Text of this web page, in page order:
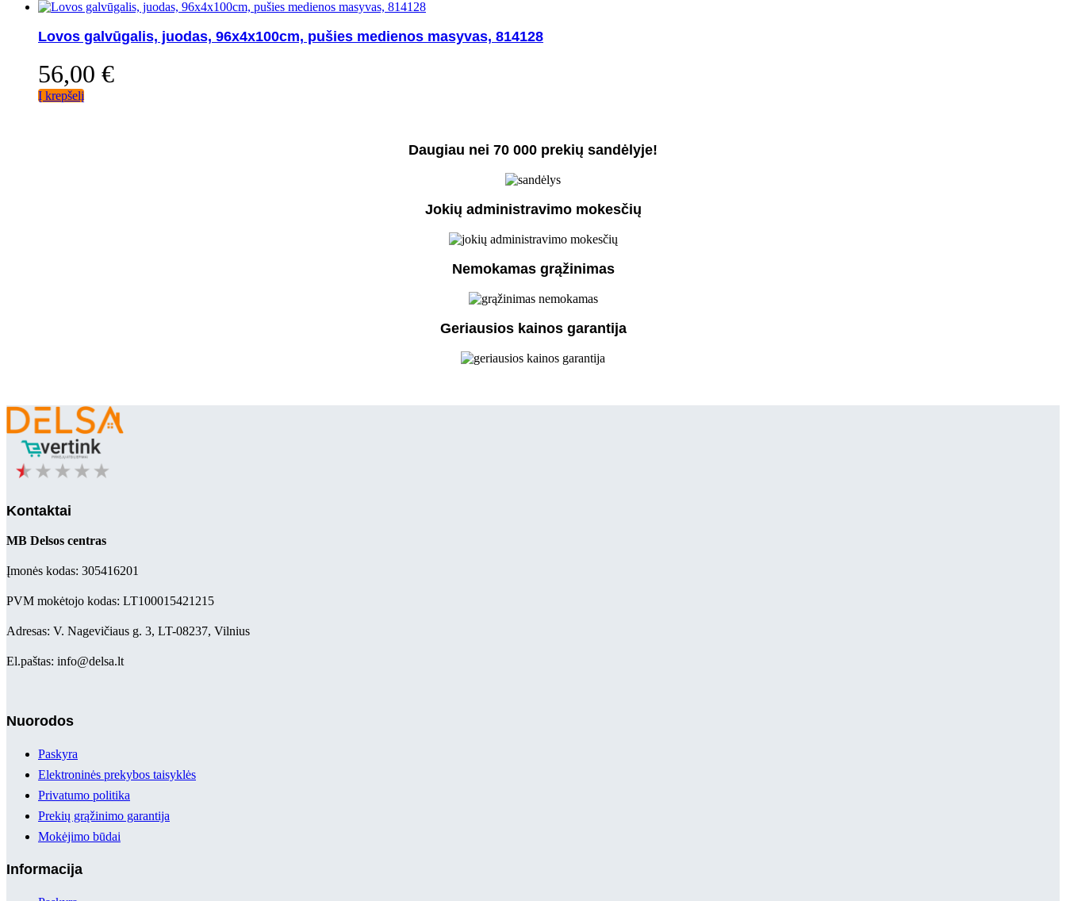
Lovos galvūgalis, juodas, 96x4x100cm, pušies medienos masyvas, 814128
56,00 €
Į krepšelį
Daugiau nei 70 000 prekių sandėlyje!
Jokių administravimo mokesčių
Nemokamas grąžinimas
Geriausios kainos garantija
Kontaktai
MB Delsos centras
Įmonės kodas: 305416201
PVM mokėtojo kodas: LT100015421215
Adresas: V. Nagevičiaus g. 3, LT-08237, Vilnius
El.paštas: info@delsa.lt
Nuorodos
Paskyra
Elektroninės prekybos taisyklės
Privatumo politika
Prekių grąžinimo garantija
Mokėjimo būdai
Informacija